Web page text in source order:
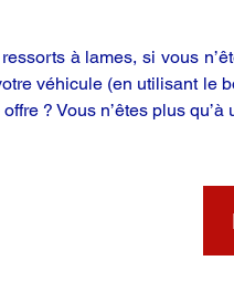
à lames, si vous
véhicule (en utilisant le
? Vous n’êtes plus